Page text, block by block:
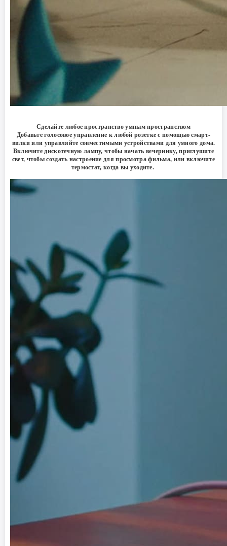
Сделайте любое пространство умным пространством
Добавьте голосовое управление к любой розетке с помощью смарт-
вилки или управляйте совместимыми устройствами для умного дома.
Включите дискотечную лампу, чтобы начать вечеринку, приглушите
свет, чтобы создать настроение для просмотра фильма, или включите
термостат, когда вы уходите.